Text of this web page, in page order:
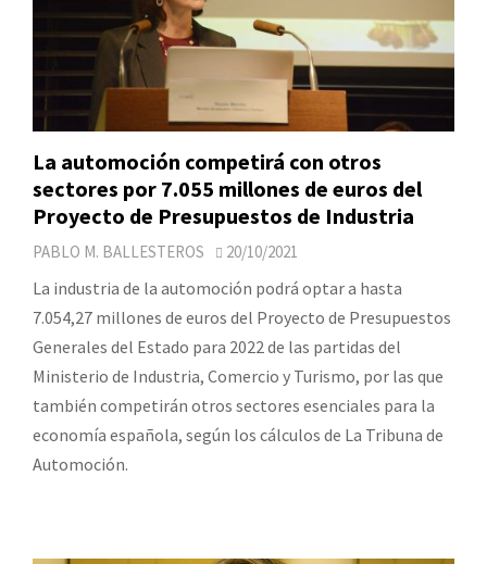
La automoción competirá con otros
sectores por 7.055 millones de euros del
Proyecto de Presupuestos de Industria
PABLO M. BALLESTEROS 20/10/2021
La industria de la automoción podrá optar a hasta
7.054,27 millones de euros del Proyecto de Presupuestos
Generales del Estado para 2022 de las partidas del
Ministerio de Industria, Comercio y Turismo, por las que
también competirán otros sectores esenciales para la
economía española, según los cálculos de La Tribuna de
Automoción.